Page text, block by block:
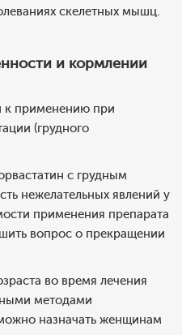
скелетных мышц.
и кормлении
к применению при
(грудного
с грудным
нежелательных явлений у
применения препарата
вопрос о прекращении
во время лечения
методами
назначать женщинам